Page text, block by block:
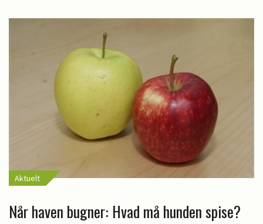
Aktuelt
Når haven bugner: Hvad må hunden spise?